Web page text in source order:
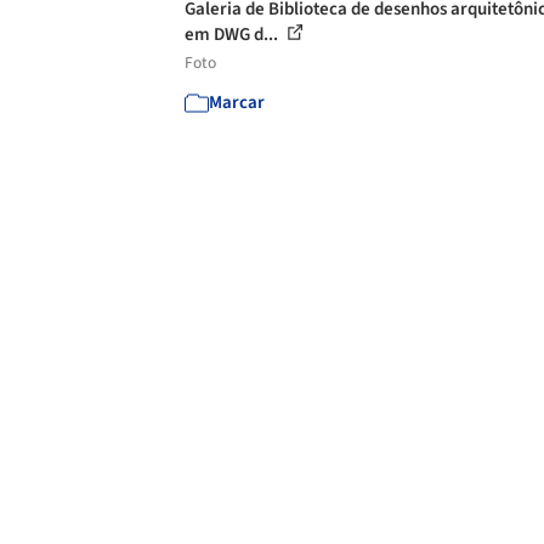
Galeria de Biblioteca de desenhos
em DWG d...
Foto
Marcar